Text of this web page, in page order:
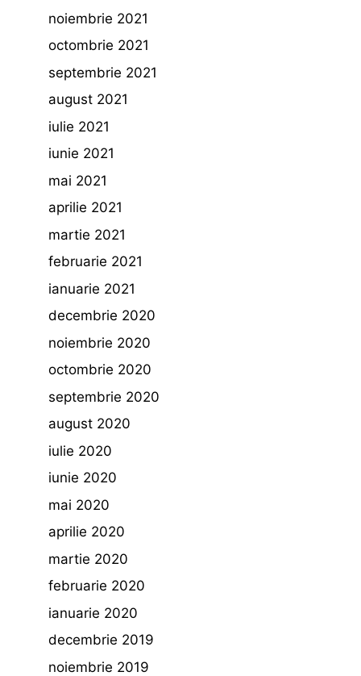
noiembrie 2021
octombrie 2021
septembrie 2021
august 2021
iulie 2021
iunie 2021
mai 2021
aprilie 2021
martie 2021
februarie 2021
ianuarie 2021
decembrie 2020
noiembrie 2020
octombrie 2020
septembrie 2020
august 2020
iulie 2020
iunie 2020
mai 2020
aprilie 2020
martie 2020
februarie 2020
ianuarie 2020
decembrie 2019
noiembrie 2019